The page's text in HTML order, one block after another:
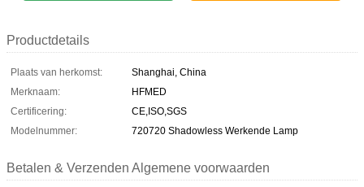
Productdetails
Plaats van herkomst:
Shanghai, China
Merknaam:
HFMED
Certificering:
CE,ISO,SGS
Modelnummer:
720720 Shadowless Werkende Lamp
Betalen & Verzenden Algemene voorwaarden